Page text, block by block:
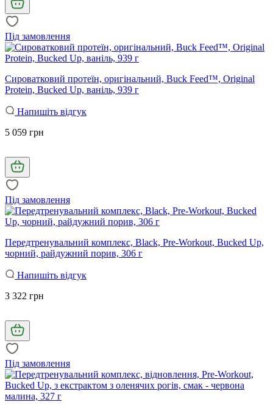
Під замовлення
Сироватковий протеїн, оригінальний, Buck Feed™, Original
Protein, Bucked Up, ваніль, 939 г
Напишіть відгук
5 059 грн
Під замовлення
Передтренувальний комплекс, Black, Pre-Workout, Bucked Up,
чорний, райдужний порив, 306 г
Напишіть відгук
3 322 грн
Під замовлення